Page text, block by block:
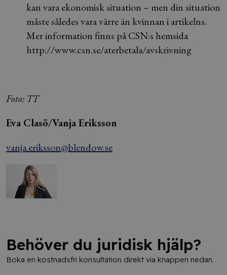
kan vara ekonomisk situation – men din situation
måste således vara värre än kvinnan i artikelns.
Mer information finns på CSN:s hemsida
http://www.csn.se/aterbetala/avskrivning
Foto: TT
Eva Clasö/Vanja Eriksson
vanja.eriksson@blendow.se
Behöver du juridisk hjälp?
Boka en kostnadsfri konsultation direkt via knappen nedan.